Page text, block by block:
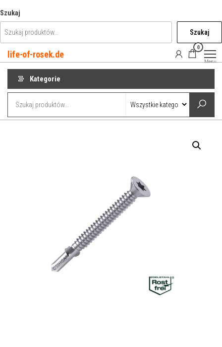
do
treści
Szukaj
Szukaj
life-of-rosek.de
0
Menu
Kategorie